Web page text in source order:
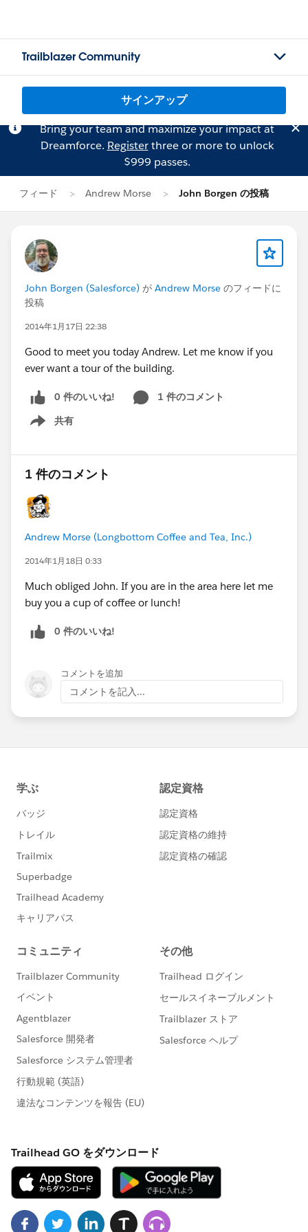
Trailblazer Community
サインアップ
Bring your team and maximize your impact at
Dreamforce. Registerthree or more to unlock
$999 passes.
フィード Andrew Morse John Borgen の投稿
John Borgen (Salesforce) が Andrew Morse のフィードに
投稿
2014年1月17日 22:38
Good to meet you today Andrew. Let me know if you
ever want a tour of the building.
0 件のいいね!
1 件のコメント
共有
Show menu
1 件のコメント
Andrew Morse (Longbottom Coffee and Tea, Inc.)
2014年1月18日 0:33
Much obliged John. If you are in the area here let me
buy you a cup of coffee or lunch!
0 件のいいね!
コメントを追加
コメントを記入...